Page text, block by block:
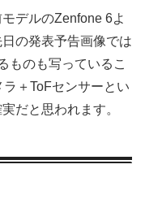
デルのZenfone 6よ
の発表予告画像では
ものも写っているこ
＋ToFセンサーとい
だと思われます。